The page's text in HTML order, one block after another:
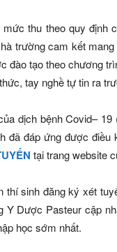
thu theo quy
trường cam kết
đào tạo theo chương
tay nghề tự tin ra
dịch bệnh Covid–
đã đáp ứng được
tại trang website
thí sinh đăng ký xét
Y Dược Pasteur cập
học sớm nhất.